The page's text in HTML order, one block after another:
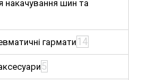
накачування шин та
гармати 14
5